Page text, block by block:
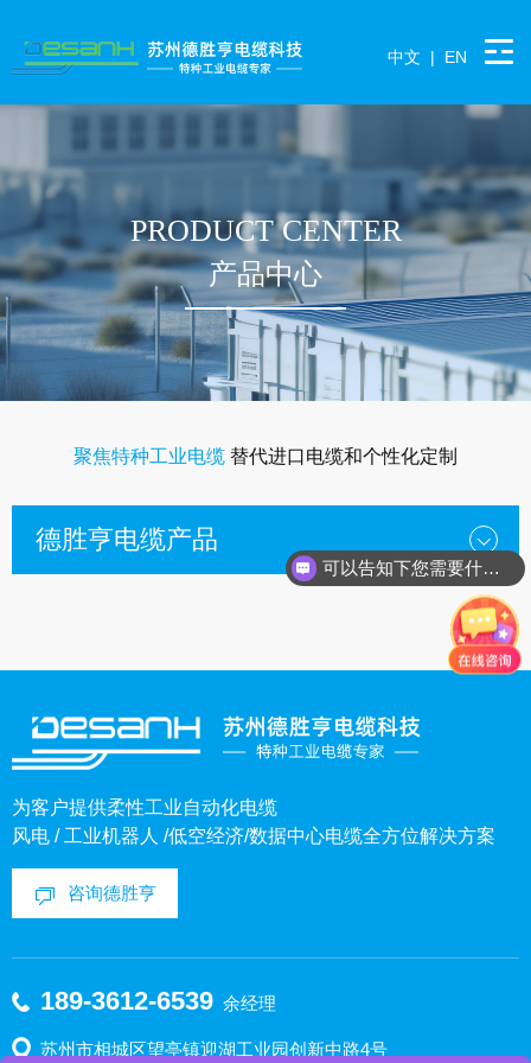
中文 | EN
PRODUCT CENTER
产品中心
聚焦特种工业电缆 替代进口电缆和个性化定制
德胜亨电缆产品
为客户提供柔性工业自动化电缆
风电 / 工业机器人 /低空经济/数据中心电缆全方位解决方案
咨询德胜亨
189-3612-6539 余经理
苏州市相城区望亭镇迎湖工业园创新中路4号
可以告知下您需要什么种类的电缆？